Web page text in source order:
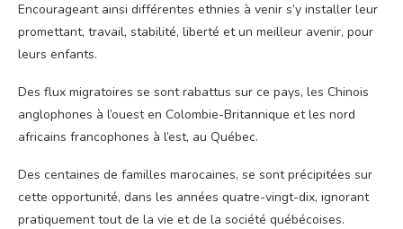
Encourageant ainsi différentes ethnies à venir s’y installer leur
promettant, travail, stabilité, liberté et un meilleur avenir, pour
leurs enfants.
Des flux migratoires se sont rabattus sur ce pays, les Chinois
anglophones à l’ouest en Colombie-Britannique et les nord
africains francophones à l’est, au Québec.
Des centaines de familles marocaines, se sont précipitées sur
cette opportunité, dans les années quatre-vingt-dix, ignorant
pratiquement tout de la vie et de la société québécoises.